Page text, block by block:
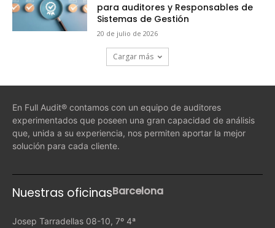
para auditores y Responsables de
Sistemas de Gestión
20 de julio de 2026
Cargar más
En Full Audit® contamos con un equipo de auditores
experimentados que poseen una gran capacidad de análisis
que, unida a su experiencia, nos permiten aportar la mejor
solución para cada cliente.
Nuestras oficinasBarcelona
Josep Tarradellas 08-10, 7º 4ª